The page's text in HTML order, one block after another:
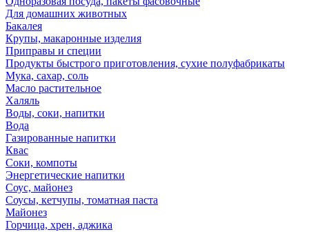
Для домашних животных
Бакалея
Крупы, макаронные изделия
Приправы и специи
Продукты быстрого приготовления, сухие полуфабрикаты
Мука, сахар, соль
Масло растительное
Халяль
Воды, соки, напитки
Вода
Газированные напитки
Квас
Соки, компоты
Энергетические напитки
Соус, майонез
Соусы, кетчупы, томатная паста
Майонез
Горчица, хрен, аджика